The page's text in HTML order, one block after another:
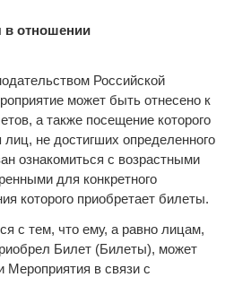
в отношении
Российской
может быть отнесено к
а также посещение которого
не достигших определенного
ознакомиться с возрастными
для конкретного
которого приобретает билеты.
с тем, что ему, а равно лицам,
Билет (Билеты), может
Мероприятия в связи с